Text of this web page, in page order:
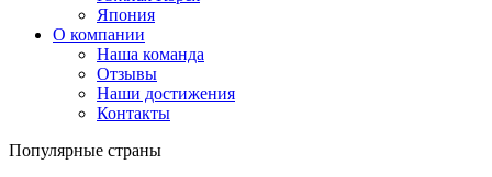
Япония
О компании
Наша команда
Отзывы
Наши достижения
Контакты
Популярные страны